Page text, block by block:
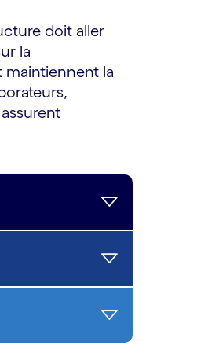
doit aller
la
la